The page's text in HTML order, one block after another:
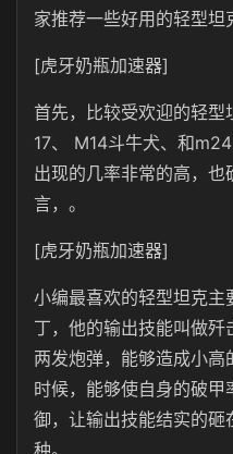
家推荐一些好用的轻型坦
[虎牙奶瓶加速器]
首先，比较受欢迎的轻
17、 M14斗牛犬、和
出现的几率非常的高，
言，。
[虎牙奶瓶加速器]
小编最喜欢的轻型坦克
丁，他的输出技能叫做
两发炮弹，能够造成小
时候，能够使自身的破
御，让输出技能结实的
种。